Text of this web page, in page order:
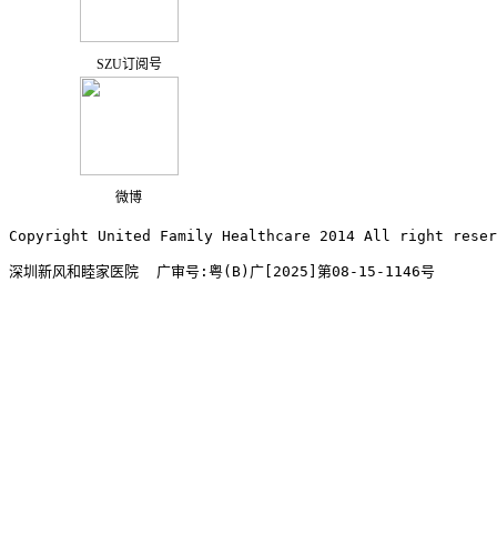
SZU订阅号
微博
Copyright United Family Healthcare 2014 All right
深圳新风和睦家医院  广审号:粤(B)广[2025]第08-15-1146号